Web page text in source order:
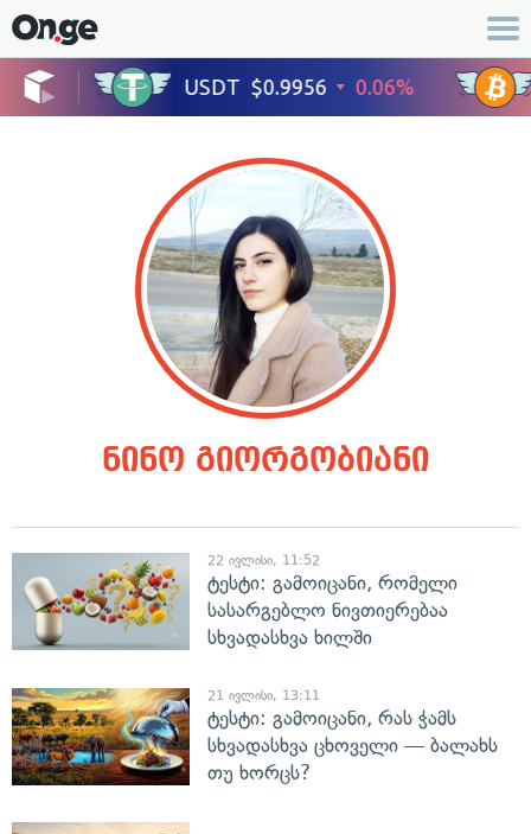
ნინო გიორგობიანი
22 ივლისი, 11:52
ტესტი: გამოიცანი, რომელი
სასარგებლო ნივთიერებაა
სხვადასხვა ხილში
21 ივლისი, 13:11
ტესტი: გამოიცანი, რას ჭამს
სხვადასხვა ცხოველი — ბალახს
თუ ხორცს?